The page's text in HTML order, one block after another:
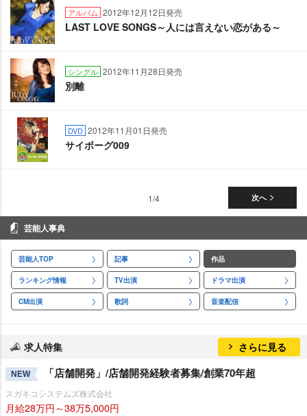
アルバム 2012年12月12日発売
LAST LOVE SONGS～人には言えない恋がある～
シングル 2012年11月28日発売
別離
DVD 2012年11月01日発売
サイボーグ009
次へ
1/4
芸能人事典
芸能人TOP 記事 作品
ランキング情報 TV出演 ドラマ出演
CM出演 歌詞 音楽配信
求人特集 さらに見る
NEW 「店舗開発」/店舗開発経験者募集/創業70年超
スガキコシステムズ株式会社
月給28万円～38万5,000円